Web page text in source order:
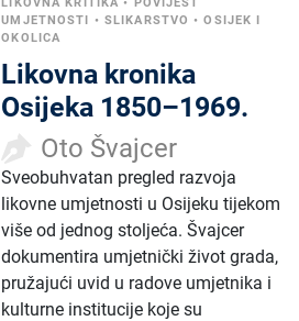
UMJETNOSTI • SLIKARSTVO •OSIJEK I
OKOLICA
Likovna kronika
Osijeka 1850–1969.
Oto Švajcer
Sveobuhvatan pregled razvoja
likovne umjetnosti u Osijeku tijekom
više od jednog stoljeća. Švajcer
dokumentira umjetnički život grada,
pružajući uvid u radove umjetnika i
kulturne institucije koje su